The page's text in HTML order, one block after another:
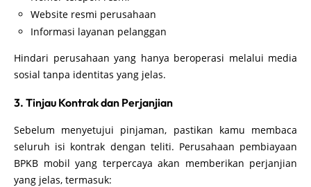
Website resmi perusahaan
Informasi layanan pelanggan
Hindari perusahaan yang hanya beroperasi melalui media
sosial tanpa identitas yang jelas.
3. Tinjau Kontrak dan Perjanjian
Sebelum menyetujui pinjaman, pastikan kamu membaca
seluruh isi kontrak dengan teliti. Perusahaan pembiayaan
BPKB mobil yang terpercaya akan memberikan perjanjian
yang jelas, termasuk: